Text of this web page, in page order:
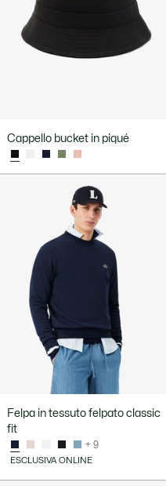
Cappello bucket in piqué
Felpa in tessuto felpato classic
fit
+ 9
ESCLUSIVA ONLINE